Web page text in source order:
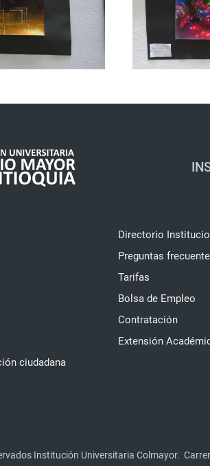
ciudadana
Directorio
Preguntas
Tarifas
Bolsa de Empleo
Contratación
Extensión
Institución Universitaria Colmayor.